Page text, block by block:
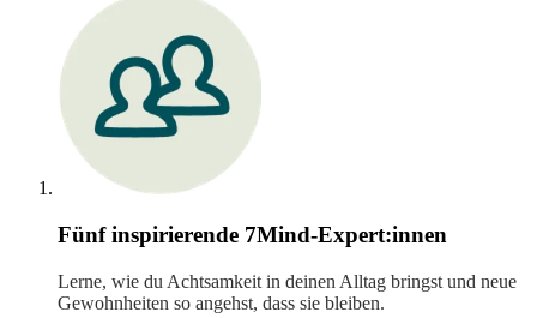
Fünf inspirierende 7Mind-Expert:innen
Lerne, wie du Achtsamkeit in deinen Alltag bringst und neue
Gewohnheiten so angehst, dass sie bleiben.